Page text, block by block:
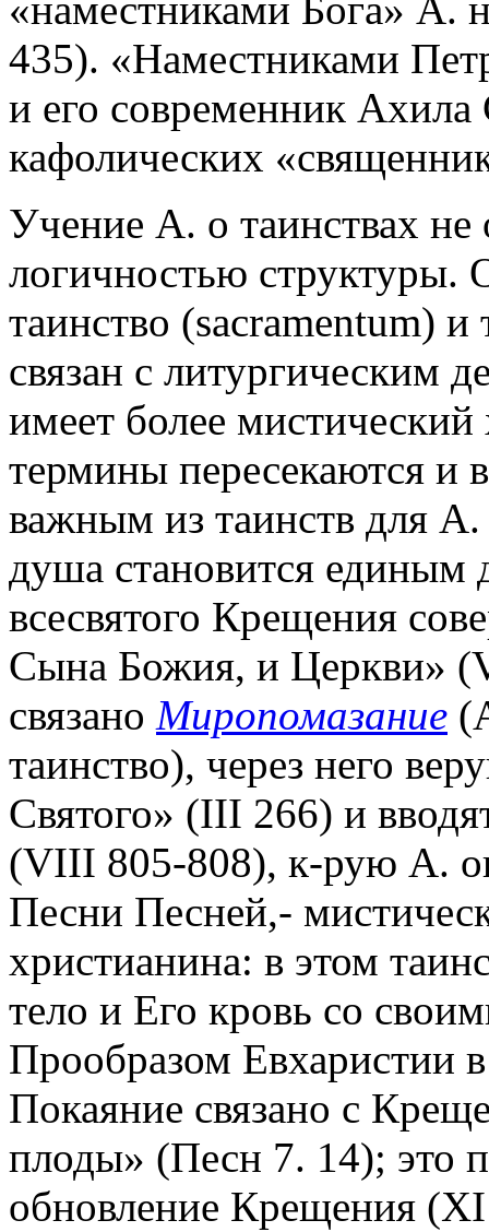
«наместниками Бога» А.
435). «Наместниками
и его современник Ахила
кафолических
Учение А. о таинствах не
логичностью структуры.
таинство (sacramentum)
связан с литургическим
имеет более мистический
термины пересекаются и
важным из таинств для А.
душа становится
всесвятого Крещения
Сына Божия, и Церкви»
связано Миропомазание
таинство), через него
Святого» (III 266) и
(VIII 805-808), к-рую А.
Песни Песней,-
христианина: в этом
тело и Его кровь со
Прообразом Евхаристии
Покаяние связано с
плоды» (Песн 7. 14); это
обновление Крещения